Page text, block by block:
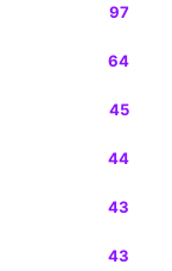
97
64
45
44
43
43